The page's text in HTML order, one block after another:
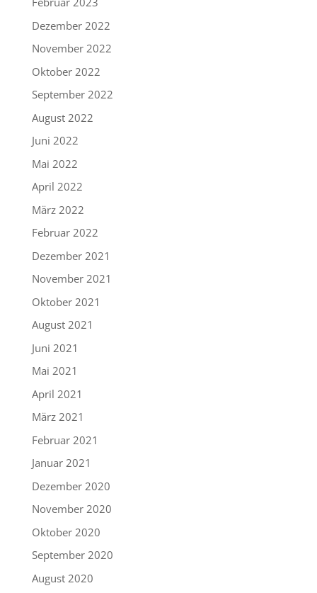
Dezember 2022
November 2022
Oktober 2022
September 2022
August 2022
Juni 2022
Mai 2022
April 2022
März 2022
Februar 2022
Dezember 2021
November 2021
Oktober 2021
August 2021
Juni 2021
Mai 2021
April 2021
März 2021
Februar 2021
Januar 2021
Dezember 2020
November 2020
Oktober 2020
September 2020
August 2020